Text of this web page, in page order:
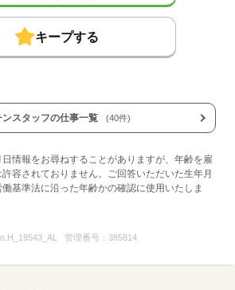
した
溶け込めたか、
確認します。
ーが
も単品も！
ゃいます！
キープする
スタッフの仕事一覧 (40件)
情報をお尋ねすることがありますが、年齢を雇
容されておりません。ご回答いただいた生年月
基準法に沿った年齢かの確認に使用いたしま
H_19543_AL 管理番号：385814